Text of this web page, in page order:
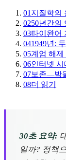
01 지질학의
0250년간의
03타이완어
041949년:
05계엄 해제
06인터넷 시
07보존—박
08더 읽기
30초 요약:
일까? 정책